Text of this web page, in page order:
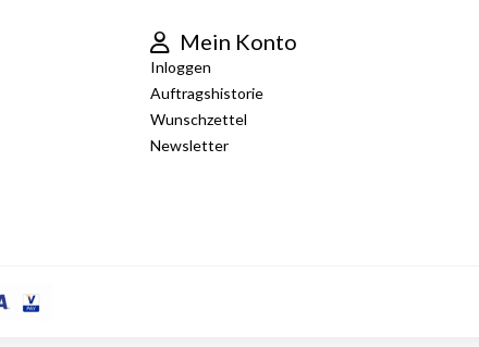
Mein Konto
Inloggen
Auftragshistorie
Wunschzettel
Newsletter